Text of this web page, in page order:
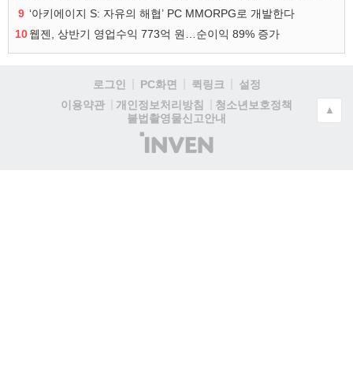
9 ‘아키에이지 S: 자유의 해협’ PC MMORPG로 개발한다
10웹젠, 상반기 영업수익 773억 원…순이익 89% 증가
로그인 PC화면 퀵링크
설정
이용약관
개인정보처리방침
청소년보호정책
불법촬영물신고안내
(주)
인
▲